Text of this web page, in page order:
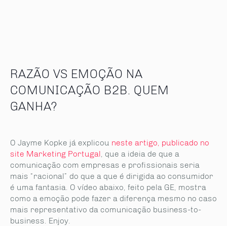
RAZÃO VS EMOÇÃO NA
COMUNICAÇÃO B2B. QUEM
GANHA?
O Jayme Kopke já explicou neste artigo, publicado no
site Marketing Portugal, que a ideia de que a
comunicação com empresas e profissionais seria
mais “racional” do que a que é dirigida ao consumidor
é uma fantasia. O vídeo abaixo, feito pela GE, mostra
como a emoção pode fazer a diferença mesmo no caso
mais representativo da comunicação business-to-
business. Enjoy.